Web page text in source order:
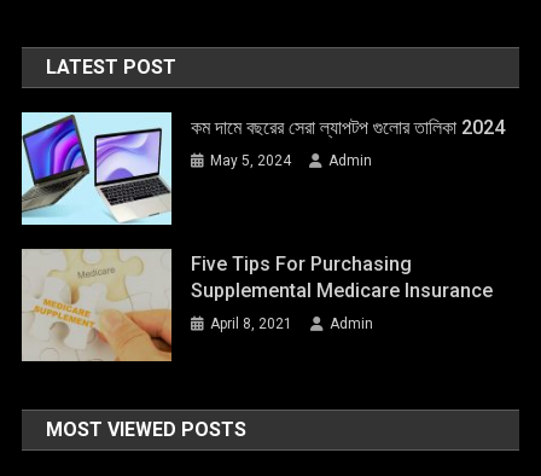
LATEST POST
কম দামে বছরের সেরা ল্যাপটপ গুলোর তালিকা 2024
May 5, 2024 Admin
Five Tips For Purchasing
Supplemental Medicare Insurance
April 8, 2021 Admin
MOST VIEWED POSTS